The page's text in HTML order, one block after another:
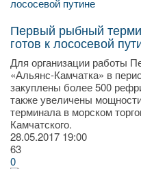
Первый рыбный
готов к лососевой
Для организации работы
«Альянс-Камчатка» в
закуплены более 500
также увеличены
терминала в морском
Камчатского.
28.05.2017 19:00
63
0